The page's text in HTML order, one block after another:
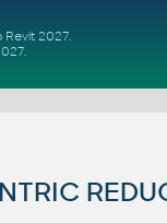
Revit 2027.
.